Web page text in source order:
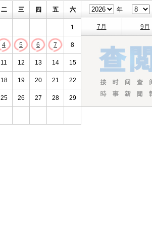
二 三 四 五 六
1
4 5 6 7 8
11 12 13 14 15
18 19 20 21 22
25 26 27 28 29
年
7月 9月